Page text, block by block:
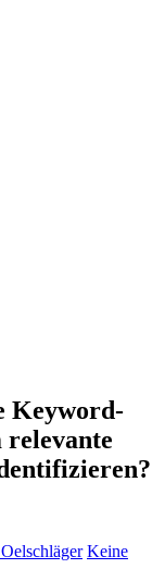
Keyword-
relevante
Keine